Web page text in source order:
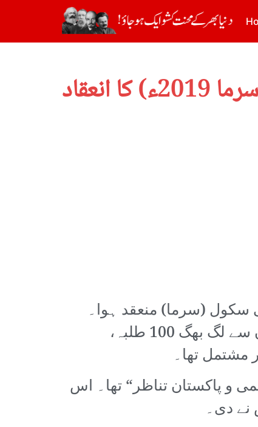
تین روزہ مارکسی سکول (سرما) منعقد ہوا۔
انتہائی شدید معاشی مشکلات کے باوجود، سکول میں ملک بھر کے مختلف شہروں سے لگ بھگ 100 طلبہ،
تھا۔
و پاکستان تناظر“ تھا۔ اس
نے دی۔